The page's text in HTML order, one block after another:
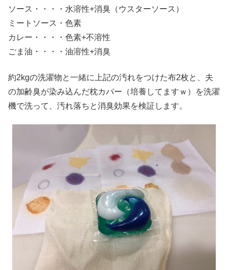
ソース・・・・水溶性+消臭（ウスターソース）
ミートソース・色素
カレー・・・・色素+不溶性
ごま油・・・・油溶性+消臭
約2kgの洗濯物と一緒に上記の汚れをつけた布2枚と、夫
の加齢臭が染み込んだ枕カバー（培養してますｗ）を洗濯
機で洗って、汚れ落ちと消臭効果を検証します。